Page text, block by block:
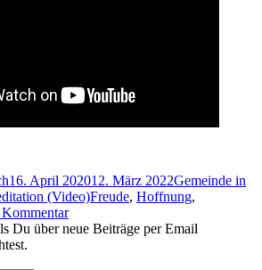
16. April 202012. März 2022Gemeinde in
(Video)Schlagwörter
Freude, Hoffnung,
zu
Vorfreude
Du über neue Beiträge per Email